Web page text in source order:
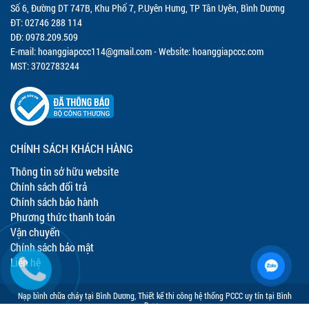
Số 6, Đường DT 747B, Khu Phố 7, P.Uyên Hưng, TP Tân Uyên, Bình Dương
ĐT: 02746 288 114
DĐ: 0978.209.509
E-mail:hoanggiapccc114@gmail.com- Website: hoanggiapccc.com
MST: 3702783244
CHÍNH SÁCH KHÁCH HÀNG
Thông tin sở hữu website
Chính sách đổi trả
Chính sách bảo hành
Phương thức thanh toán
Vận chuyển
Chính sách bảo mật
Liên hệ
Nạp bình chữa cháy tại Bình Dương, Thiết kế thi công hệ thống PCCC uy tín tại Bình
Dương